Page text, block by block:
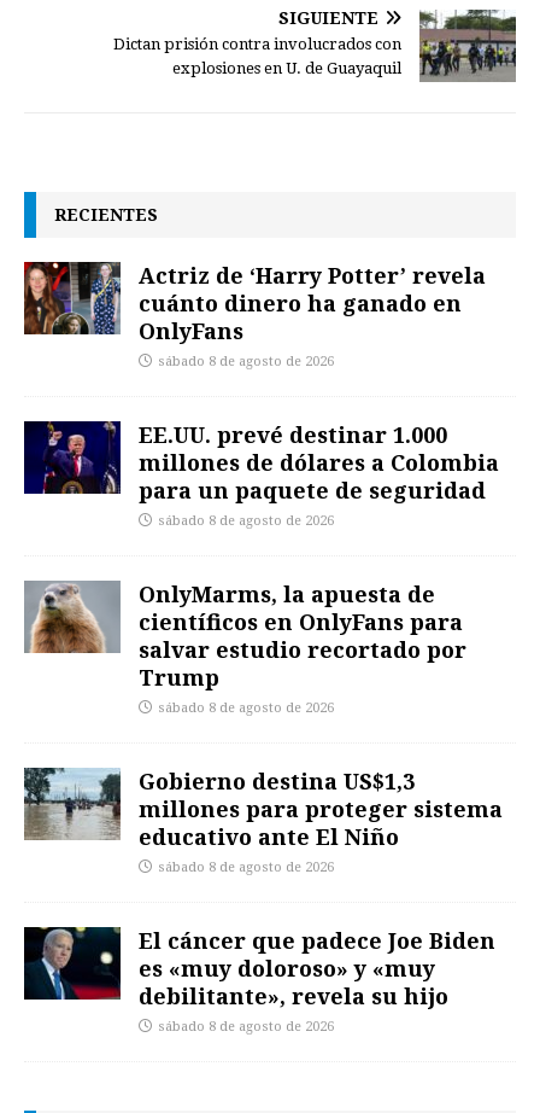
SIGUIENTE
Dictan prisión contra involucrados con
explosiones en U. de Guayaquil
RECIENTES
Actriz de ‘Harry Potter’ revela
cuánto dinero ha ganado en
OnlyFans
sábado 8 de agosto de 2026
EE.UU. prevé destinar 1.000
millones de dólares a Colombia
para un paquete de seguridad
sábado 8 de agosto de 2026
OnlyMarms, la apuesta de
científicos en OnlyFans para
salvar estudio recortado por
Trump
sábado 8 de agosto de 2026
Gobierno destina US$1,3
millones para proteger sistema
educativo ante El Niño
sábado 8 de agosto de 2026
El cáncer que padece Joe Biden
es «muy doloroso» y «muy
debilitante», revela su hijo
sábado 8 de agosto de 2026